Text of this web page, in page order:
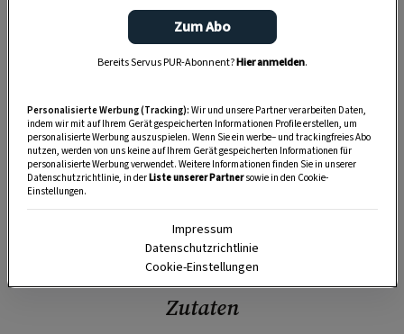
SPEICHERN DRUCKEN
Zutaten
Zum Abo
Bereits Servus PUR-Abonnent?Hier anmelden.
Personalisierte Werbung (Tracking): Wir und unsere Partner verarbeiten Daten,
indem wir mit auf Ihrem Gerät gespeicherten Informationen Profile erstellen, um
personalisierte Werbung auszuspielen. Wenn Sie ein werbe– und trackingfreies Abo
nutzen, werden von uns keine auf Ihrem Gerät gespeicherten Informationen für
personalisierte Werbung verwendet. Weitere Informationen finden Sie in unserer
Datenschutzrichtlinie, in derListe unserer Partnersowie in den Cookie-
Einstellungen.
Impressum
Datenschutzrichtlinie
Cookie-Einstellungen